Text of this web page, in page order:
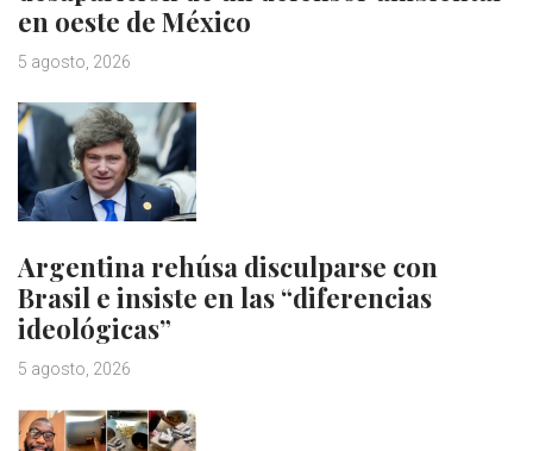
en oeste de México
5 agosto, 2026
Argentina rehúsa disculparse con
Brasil e insiste en las “diferencias
ideológicas”
5 agosto, 2026